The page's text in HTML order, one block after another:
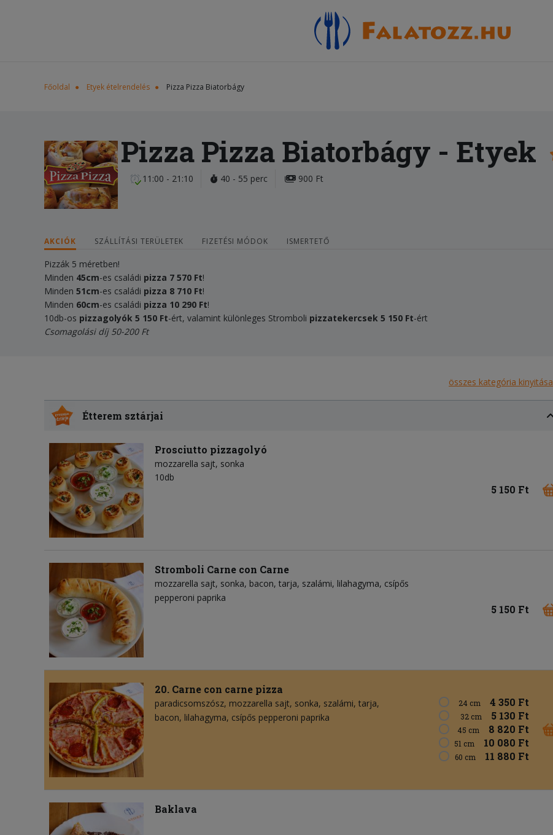
Főoldal Etyek ételrendelés Pizza Pizza Biatorbágy
Pizza Pizza Biatorbágy - Etyek
11:00 - 21:10 40 - 55 perc 900 Ft
AKCIÓK SZÁLLÍTÁSI TERÜLETEK FIZETÉSI MÓDOK ISMERTETŐ
Pizzák 5 méretben!
Minden 45cm-es családi pizza 7 570 Ft!
Minden 51cm-es családi pizza 8 710 Ft!
Minden 60cm-es családi pizza 10 290 Ft!
10db-os pizzagolyók 5 150 Ft-ért, valamint különleges Stromboli pizzatekercsek 5 150 Ft-ért
Csomagolási díj 50-200 Ft
összes kategória kinyitása
Étterem sztárjai
Prosciutto pizzagolyó
mozzarella sajt sonka
10db
5 150 Ft
Stromboli Carne con Carne
mozzarella sajt sonka bacon tarja szalámi lilahagyma csípős
pepperoni paprika
5 150 Ft
20. Carne con carne pizza
paradicsomszósz mozzarella sajt sonka szalámi tarja
bacon lilahagyma csípős pepperoni paprika
24 cm 4 350 Ft
32 cm 5 130 Ft
45 cm 8 820 Ft
51 cm 10 080 Ft
60 cm 11 880 Ft
Baklava